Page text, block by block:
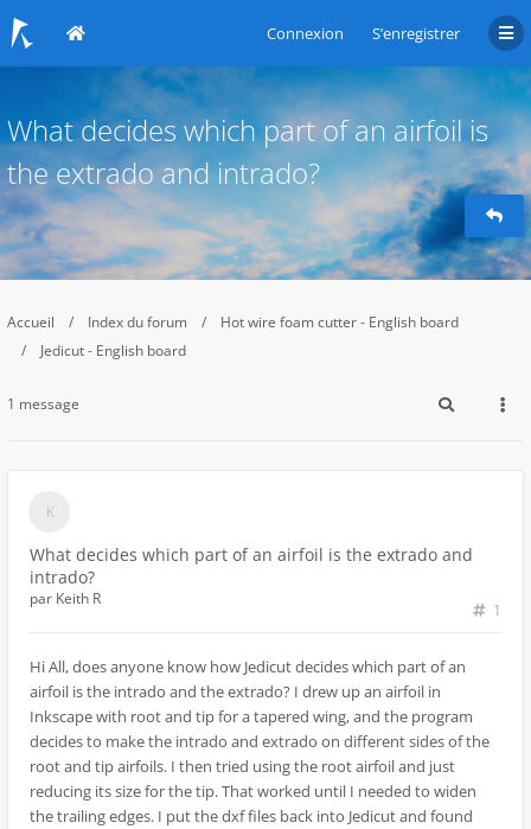
Connexion S’enregistrer
What decides which part of an airfoil is
the extrado and intrado?
Accueil Index du forum
Hot wire foam cutter - English board
Jedicut - English board
1 message
What decides which part of an airfoil is the extrado and
intrado?
1
par Keith R
Hi All, does anyone know how Jedicut decides which part of an
airfoil is the intrado and the extrado? I drew up an airfoil in
Inkscape with root and tip for a tapered wing, and the program
decides to make the intrado and extrado on different sides of the
root and tip airfoils. I then tried using the root airfoil and just
reducing its size for the tip. That worked until I needed to widen
the trailing edges. I put the dxf files back into Jedicut and found